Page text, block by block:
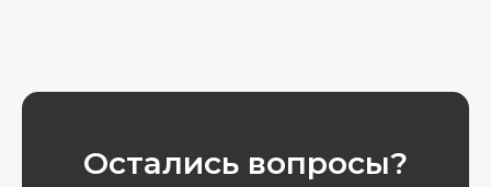
Остались вопросы?